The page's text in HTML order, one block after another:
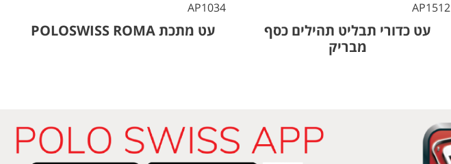
AP1512
עט כדורי תבליט תהילים כסף
מבריק
AP1034
עט מתכת POLOSWISS ROMA